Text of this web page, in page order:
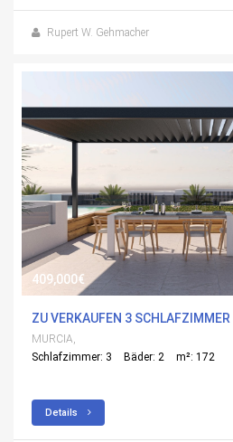
Rupert W. Gehmacher
409,000€
MURCIA,
Schlafzimmer: 3
Bäder: 2 m²: 172
Details